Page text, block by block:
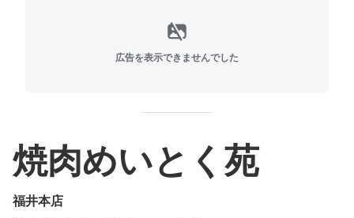
広告を表示できませんでした
焼肉めいとく苑
福井本店